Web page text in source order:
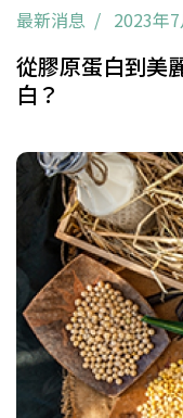
從膠原蛋白到美
白？
最新消息 2023年